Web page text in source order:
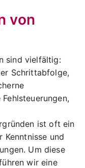
von
sind vielfältig:
Schrittabfolge,
ist oft ein
und
Um diese
wir eine